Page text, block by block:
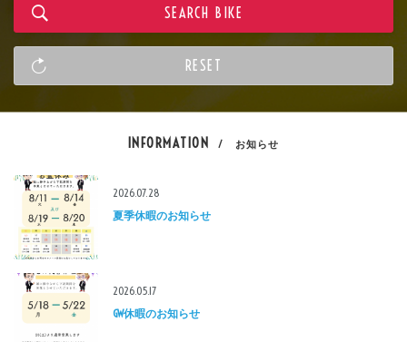
INFORMATION / お知らせ
2026.07.28
夏季休暇のお知らせ
2026.05.17
GW休暇のお知らせ